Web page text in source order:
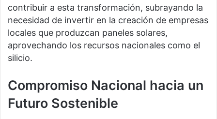
contribuir a esta transformación, subrayando la
necesidad de invertir en la creación de empresas
locales que produzcan paneles solares,
aprovechando los recursos nacionales como el
silicio.
Compromiso Nacional hacia un
Futuro Sostenible